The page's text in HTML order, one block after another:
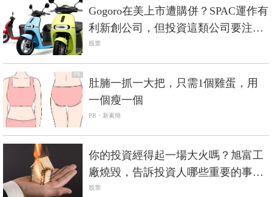
Gogoro在美上市遭購併？SPAC運作有
利新創公司，但投資這類公司要注意
這點免被詐騙
股票
PR
肚腩一抓一大把，只需1個雞蛋，用
一個瘦一個
PR・新素簡
你的投資經得起一場大火嗎？旭富工
廠燒毀，告訴投資人哪些重要的事
情...
股票